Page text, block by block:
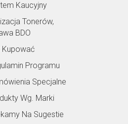
Kaucyjny
Tonerów,
BDO
Kupować
Programu
Specjalne
Wg. Marki
Na Sugestie